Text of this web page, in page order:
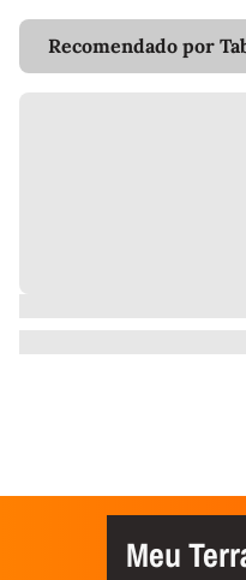
Recomendado por
Meu